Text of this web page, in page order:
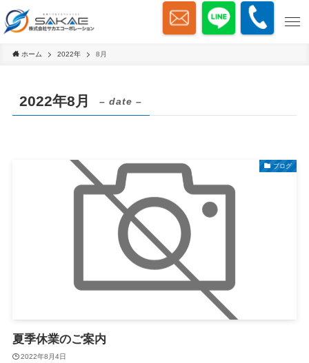
ホーム 2022年 8月
2022年8月 – date –
ブログ
夏季休業のご案内
2022年8月4日